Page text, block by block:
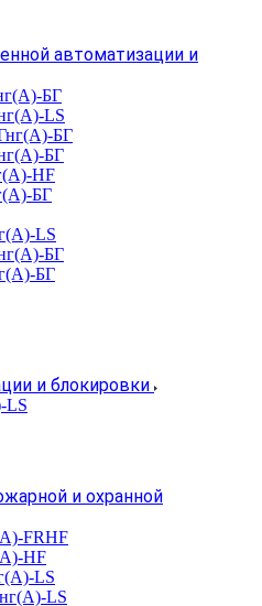
автоматизации и
БГ
LS
БГ
БГ
HF
БГ
LS
БГ
БГ
и блокировки
LS
и охранной
FRHF
HF
LS
LS